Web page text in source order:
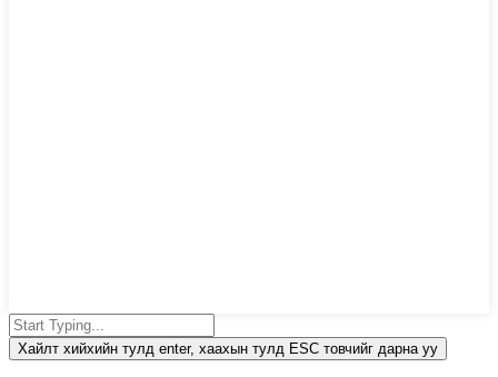
Хайлт хийхийн тулд enter, хаахын тулд ESC товчийг дарна уу